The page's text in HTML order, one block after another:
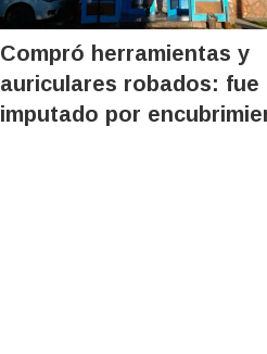
Compró herramientas y
auriculares robados: fue
imputado por